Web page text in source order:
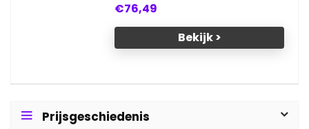
€76,49
Bekijk >
Prijsgeschiedenis